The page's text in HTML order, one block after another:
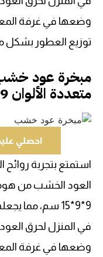
وضعها في غرفة
توزيع العطور بشكل
مبخرة عود
متعددة الألوان 9*9*15 سم
احصلي
استمتع بتجربة روائح
العود الخشب من
9*9*15 سم، مما
في المنزل لحرق
وضعها في غرفة